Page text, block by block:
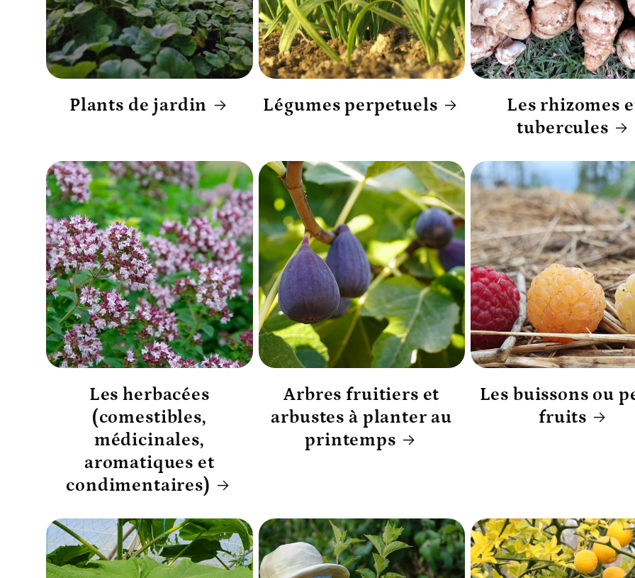
:
Plants de jardin Légumes perpetuels
Les rhizomes
tubercules
Les herbacées
(comestibles,
médicinales,
aromatiques et
condimentaires)
Arbres fruitiers et
arbustes à planter au
printemps
Les buissons ou
fruits